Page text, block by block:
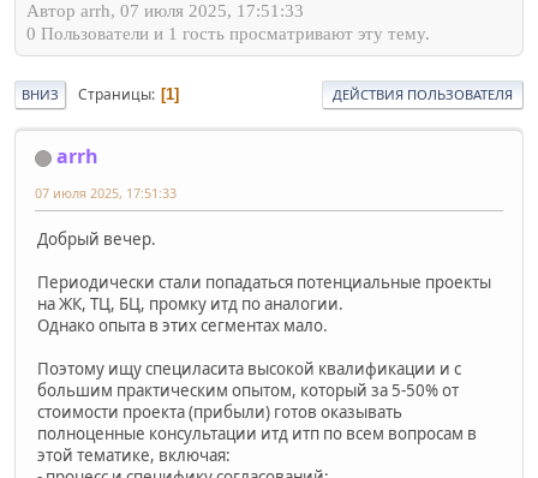
Автор arrh, 07 июля 2025, 17:51:33
0 Пользователи и 1 гость просматривают эту тему.
ВНИЗ Страницы 1 ДЕЙСТВИЯ ПОЛЬЗОВАТЕЛЯ
arrh
07 июля 2025, 17:51:33
Добрый вечер.
Периодически стали попадаться потенциальные проекты
на ЖК, ТЦ, БЦ, промку итд по аналогии.
Однако опыта в этих сегментах мало.
Поэтому ищу специласита высокой квалификации и с
большим практическим опытом, который за 5-50% от
стоимости проекта (прибыли) готов оказывать
полноценные консультации итд итп по всем вопросам в
этой тематике, включая: